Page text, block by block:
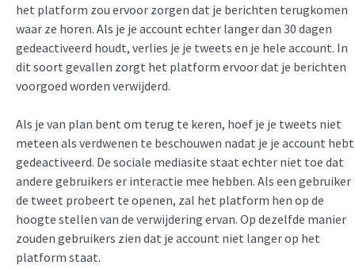
het platform zou ervoor zorgen dat je berichten terugkomen
waar ze horen. Als je je account echter langer dan 30 dagen
gedeactiveerd houdt, verlies je je tweets en je hele account. In
dit soort gevallen zorgt het platform ervoor dat je berichten
voorgoed worden verwijderd.
Als je van plan bent om terug te keren, hoef je je tweets niet
meteen als verdwenen te beschouwen nadat je je account hebt
gedeactiveerd. De sociale mediasite staat echter niet toe dat
andere gebruikers er interactie mee hebben. Als een gebruiker
de tweet probeert te openen, zal het platform hen op de
hoogte stellen van de verwijdering ervan. Op dezelfde manier
zouden gebruikers zien dat je account niet langer op het
platform staat.